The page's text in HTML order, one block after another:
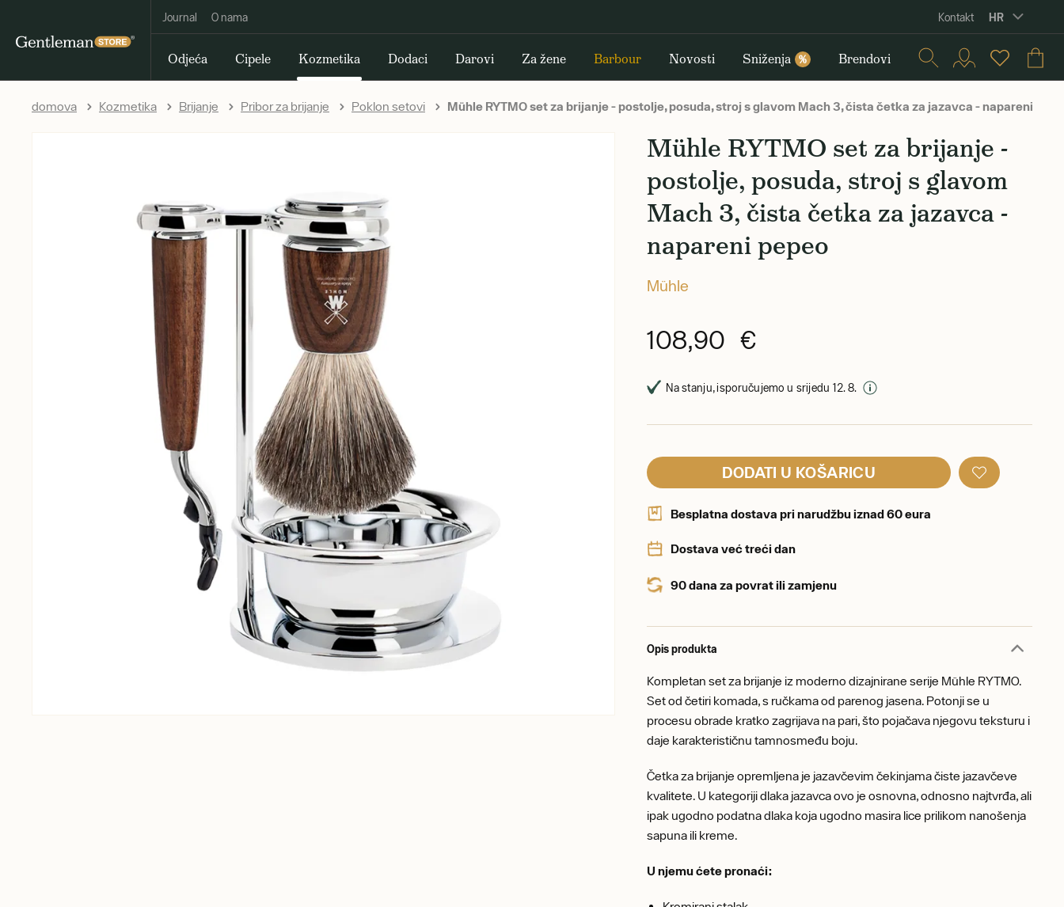
Journal O nama Kontakt HR
Odjeća Cipele Kozmetika Dodaci Darovi Za žene Barbour Novosti Sniženja % Brendovi
domova Kozmetika Brijanje Pribor za brijanje Poklon setovi Mühle RYTMO set za brijanje - postolje, posuda, stroj s glavom Mach 3, čista četka za jazavca - napareni
Mühle RYTMO set za brijanje -
postolje, posuda, stroj s glavom
Mach 3, čista četka za jazavca -
napareni pepeo
Mühle
108,90 €
Na stanju, isporučujemo u srijedu 12. 8.
DODATI U KOŠARICU
Besplatna dostava pri narudžbu iznad 60 eura
Dostava već treći dan
90 dana za povrat ili zamjenu
Opis produkta
Kompletan set za brijanje iz moderno dizajnirane serije Mühle RYTMO.
Set od četiri komada, s ručkama od parenog jasena. Potonji se u
procesu obrade kratko zagrijava na pari, što pojačava njegovu teksturu i
daje karakterističnu tamnosmeđu boju.
Četka za brijanje opremljena je jazavčevim čekinjama čiste jazavčeve
kvalitete. U kategoriji dlaka jazavca ovo je osnovna, odnosno najtvrđa, ali
ipak ugodno podatna dlaka koja ugodno masira lice prilikom nanošenja
sapuna ili kreme.
U njemu ćete pronaći: